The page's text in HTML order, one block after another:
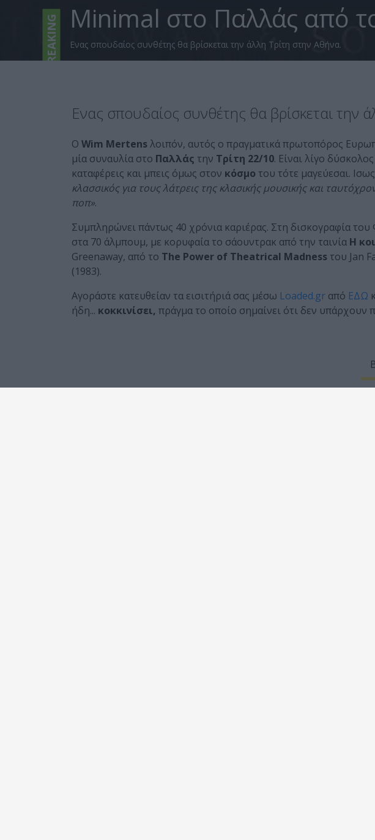
Minimal στο Παλλάς από
Ενας σπουδαίος συνθέτης θα βρίσκεται την άλλη Τρίτη στην Αθήνα.
BREAKING
Ενας σπουδαίος συνθέτης θα βρίσκεται την
Ο Wim Mertensλοιπόν, αυτός ο πραγματικά πρωτοπόρος
μία συναυλία στο Παλλάς την Τρίτη 22/10. Είναι λίγο
καταφέρεις και μπεις όμως στον κόσμο του τότε μαγεύεσαι.
κλασσικός για τους λάτρεις της κλασικής μουσικής και
ποπ».
Συμπληρώνει πάντως 40 χρόνια καριέρας. Στη δισκογραφία
στα 70 άλμπουμ, με κορυφαία το σάουντρακ από την ταινία Η
Greenaway, από το The Power of Theatrical Madness του Jan
(1983).
Αγοράστε κατευθείαν τα εισιτήριά σας μέσω Loaded.gr από ΕΔΩ
ήδη... κοκκινίσει, πράγμα το οποίο σημαίνει ότι δεν υπάρχουν